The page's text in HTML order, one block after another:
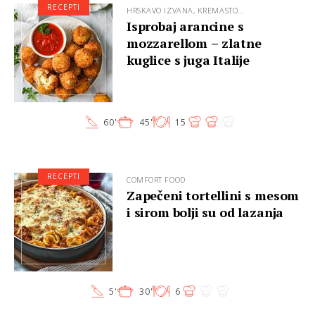
HRSKAVO IZVANA, KREMASTO…
Isprobaj arancine s
mozzarellom – zlatne
kuglice s juga Italije
60' 45' 15
RECEPTI
COMFORT FOOD
Zapečeni tortellini s mesom
i sirom bolji su od lazanja
5' 30' 6
RECEPTI